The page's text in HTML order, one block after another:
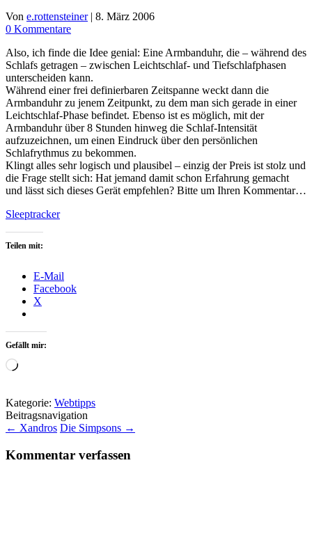
Von e.rottensteiner | 8. März 2006
0 Kommentare
Also, ich finde die Idee genial: Eine Armbanduhr, die – während des
Schlafs getragen – zwischen Leichtschlaf- und Tiefschlafphasen
unterscheiden kann.
Während einer frei definierbaren Zeitspanne weckt dann die
Armbanduhr zu jenem Zeitpunkt, zu dem man sich gerade in einer
Leichtschlaf-Phase befindet. Ebenso ist es möglich, mit der
Armbanduhr über 8 Stunden hinweg die Schlaf-Intensität
aufzuzeichnen, um einen Eindruck über den persönlichen
Schlafrythmus zu bekommen.
Klingt alles sehr logisch und plausibel – einzig der Preis ist stolz und
die Frage stellt sich: Hat jemand damit schon Erfahrung gemacht
und lässt sich dieses Gerät empfehlen? Bitte um Ihren Kommentar…
Sleeptracker
Teilen mit:
E-Mail
Facebook
X
Gefällt mir:
Wird
Kategorie: Webtipps
Beitragsnavigation
← Xandros Die Simpsons →
Kommentar verfassen